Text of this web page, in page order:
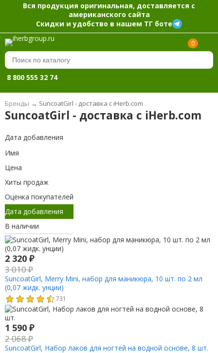
Вся продукция оригинальная, доставляется с
американского сайта
Скидки и удобство в нашем ТГ боте
0
8 800 555 32 74
Бренды → SuncoatGirl - доставка с iHerb.com
SuncoatGirl - доставка с iHerb.com
Дата добавления
Имя
Цена
Хиты продаж
Оценка покупателей
Дата добавления
В наличии
2 320 ₽
3 010₽
SuncoatGirl, Merry Mini, набор для маникюра, 10 шт. по 2 мл
(0,07 жидк. унции)
731
1 590 ₽
2 068₽
SuncoatGirl, Набор лаков для ногтей на водной основе, 8 шт.